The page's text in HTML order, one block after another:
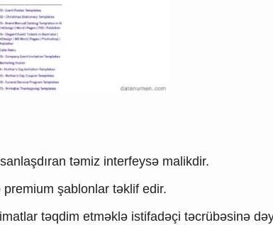
təmiz interfeysə malikdir.
şablonlar təklif edir.
təqdim etməklə istifadəçi təcrübəsinə